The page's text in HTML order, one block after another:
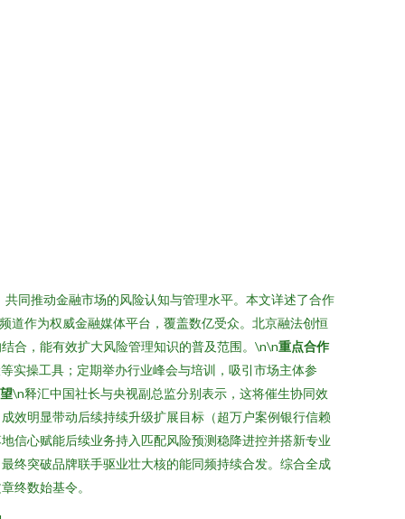
同推动金融市场的风险认知与管理水平。本文详述了合作
道作为权威金融媒体平台，覆盖数亿受众。北京融法创恒
合，能有效扩大风险管理知识的普及范围。\n\n重点合作
实操工具；定期举办行业峰会与培训，吸引市场主体参
\n释汇中国社长与央视副总监分别表示，这将催生协同效
效明显带动后续持续升级扩展目标（超万户案例银行信赖
信心赋能后续业务持入匹配风险预测稳降进控并搭新专业
终突破品牌联手驱业壮大核的能同频持续合发。综合全成
终数始基令。